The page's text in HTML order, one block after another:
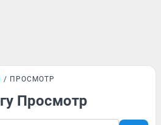
ПРОСМОТР
Просмотр